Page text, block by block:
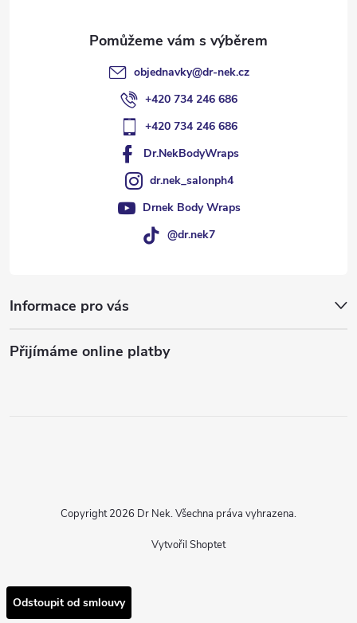
objednavky@dr-nek.cz
+420 734 246 686
+420 734 246 686
Dr.NekBodyWraps
dr.nek_salonph4
Drnek Body Wraps
@dr.nek7
Informace pro vás
Přijímáme online platby
Vytvořil Shoptet
Copyright 2026 Dr Nek. Všechna práva vyhrazena.
Odstoupit od smlouvy